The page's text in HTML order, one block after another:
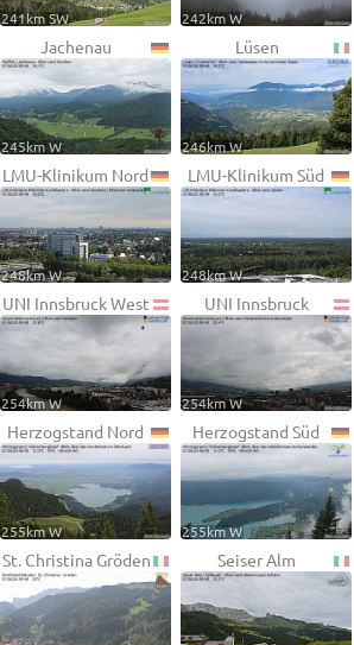
241km SW 242km W
Jachenau
245km W
Lüsen
246km W
LMU-Klinikum Nord
248km W
LMU-Klinikum Süd
248km W
UNI Innsbruck West
254km W
UNI Innsbruck
254km W
Herzogstand Nord
255km W
Herzogstand Süd
255km W
St. Christina Gröden Seiser Alm